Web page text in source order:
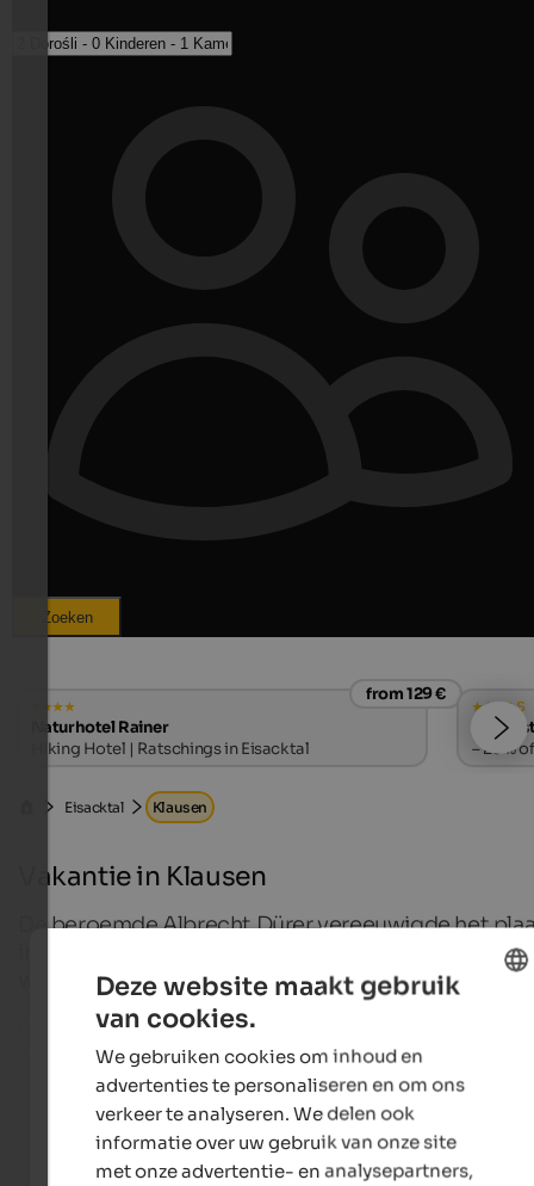
Zoeken
from 129 €
Naturhotel Rainer
Hiking Hotel | Ratschings in Eisacktal
s
– 20%
Eisacktal Klausen
Vakantie in Klausen
De beroemde Albrecht Dürer vereeuwigde het
in zijn prent "Das große Glück" en maakte Klausen
wereldberoemd als kunstenaarsstadje.
Alle plaatsen in de regio
Accommodations in Klausen
Deze website maakt gebruik
van cookies.
We gebruiken cookies om inhoud en
advertenties te personaliseren en om ons
verkeer te analyseren. We delen ook
informatie over uw gebruik van onze site
met onze advertentie- en analysepartners,